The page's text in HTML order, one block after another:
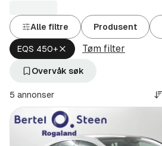
Alle filtre Produsent
EQS 450+ Fjern
aktivt
filter
Tøm filter
Overvåk søk
5 annonser